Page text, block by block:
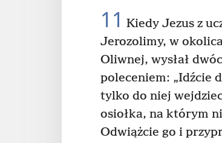
11 Kiedy Jezus z
Jerozolimy, w
Oliwnej, wysłał
poleceniem: „Idźcie
tylko do niej
osiołka, na którym
Odwiążcie go i